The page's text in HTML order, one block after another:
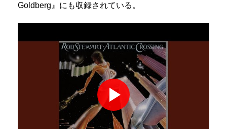
Goldberg』にも収録されている。